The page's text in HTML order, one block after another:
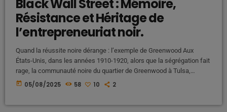
Black Wall Street : Mémoire,
Résistance et Héritage de
l’entrepreneuriat noir.
Quand la réussite noire dérange : l’exemple de Greenwood Aux
États-Unis, dans les années 1910-1920, alors que la ségrégation fait
rage, la communauté noire du quartier de Greenwood à Tulsa,
Oklahoma, construit ce que l’on appellera plus tard le « Black Wall
today 05/08/2025 58 10 2